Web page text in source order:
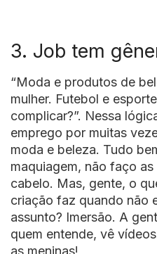
3. Job tem
“Moda e produtos de
mulher. Futebol e
complicar?”. Nessa
emprego por muitas
moda e beleza. Tudo
maquiagem, não faço
cabelo. Mas, gente, o
criação faz quando não
assunto? Imersão. A
quem entende, vê
as meninas!